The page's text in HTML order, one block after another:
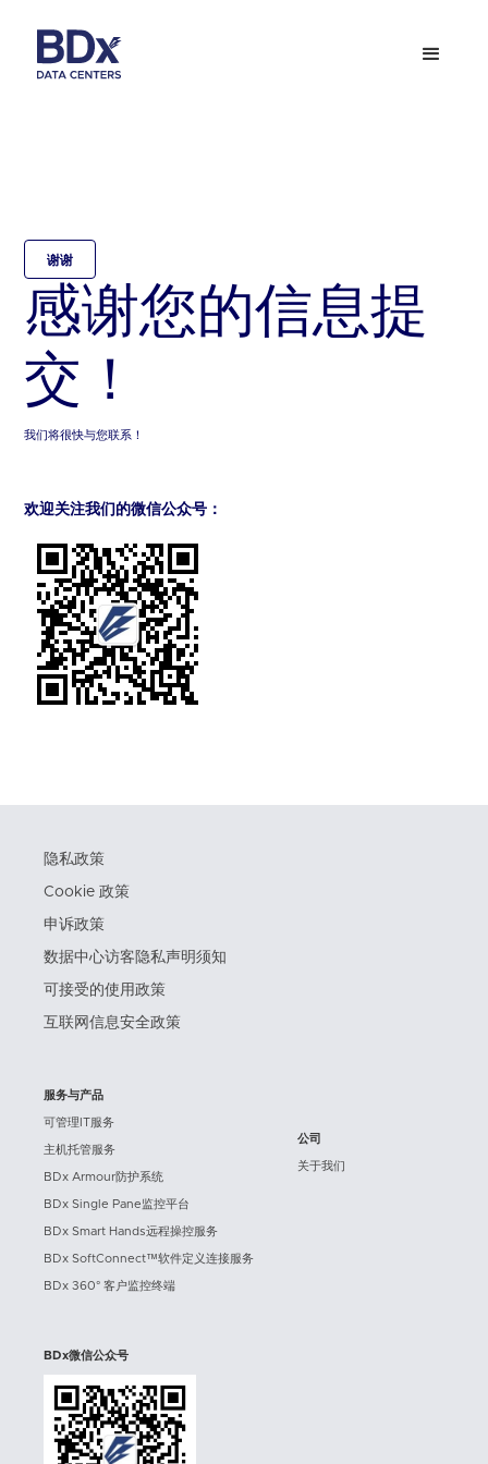
谢谢
感谢您的信息提
交！
我们将很快与您联系！
欢迎关注我们的微信公众号：
隐私政策
Cookie 政策
申诉政策
数据中心访客隐私声明须知
可接受的使用政策
互联网信息安全政策
服务与产品
可管理IT服务
主机托管服务
BDx Armour防护系统
BDx Single Pane监控平台
BDx Smart Hands远程操控服务
BDx SoftConnect™软件定义连接服务
BDx 360° 客户监控终端
公司
关于我们
BDx微信公众号